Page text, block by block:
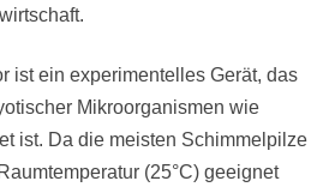
ist ein experimentelles Gerät, das
Mikroorganismen wie
ist. Da die meisten Schimmelpilze
(25°C) geeignet